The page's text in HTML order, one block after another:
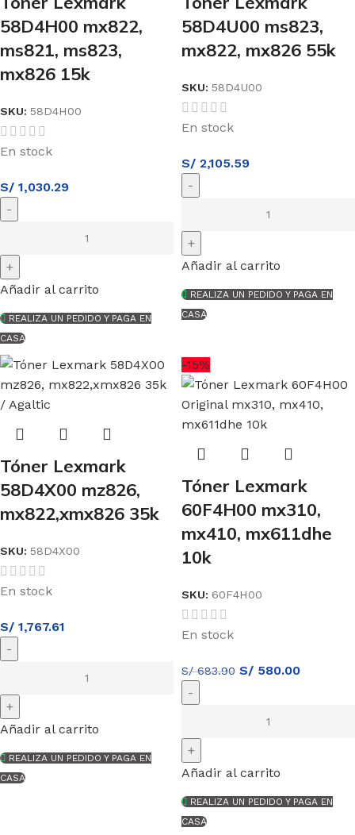
58D4H00 mx822,
ms821, ms823,
mx826 15k
SKU: 58D4H00
En stock
S/ 1,030.29
Añadir al carrito
REALIZA UN PEDIDO Y PAGA EN
CASA
58D4U00 ms823,
mx822, mx826 55k
SKU: 58D4U00
En stock
S/ 2,105.59
Añadir al carrito
REALIZA UN PEDIDO Y PAGA EN
CASA
Tóner Lexmark
58D4X00 mz826,
mx822,xmx826 35k
SKU: 58D4X00
En stock
S/ 1,767.61
Añadir al carrito
REALIZA UN PEDIDO Y PAGA EN
CASA
-15%
Tóner Lexmark
60F4H00 mx310,
mx410, mx611dhe
10k
SKU: 60F4H00
En stock
S/683.90 S/ 580.00
Añadir al carrito
REALIZA UN PEDIDO Y PAGA EN
CASA